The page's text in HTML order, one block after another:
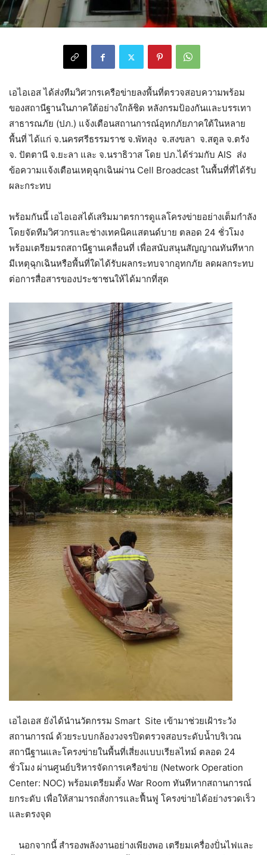
เอไอเอส ได้ส่งทีมวิศวกรเครือข่ายลงพื้นที่ตรวจสอบความพร้อม
ของสถานีฐานในภาคใต้อย่างใกล้ชิด หลังกรมป้องกันและบรรเทา
สาธารณภัย (ปภ.) แจ้งเตือนสถานการณ์อุทกภัยภาคใต้ในหลาย
พื้นที่ ได้แก่ จ.นครศรีธรรมราช จ.พัทลุง จ.สงขลา จ.สตูล จ.ตรัง
จ. ปัตตานี จ.ยะลา และ จ.นราธิวาส โดย ปภ.ได้ร่วมกับ AIS ส่ง
ข้อความแจ้งเตือนเหตุฉุกเฉินผ่าน Cell Broadcast ในพื้นที่ที่ได้รับ
ผละกระทบ
พร้อมกันนี้ เอไอเอสได้เสริมมาตรการดูแลโครงข่ายอย่างเต็มกำลัง
โดยจัดทีมวิศวกรและช่างเทคนิคแสตนด์บาย ตลอด 24 ชั่วโมง
พร้อมเตรียมรถสถานีฐานเคลื่อนที่ เพื่อสนับสนุนสัญญาณทันทีหาก
มีเหตุฉุกเฉินหรือพื้นที่ใดได้รับผลกระทบจากอุทกภัย ลดผลกระทบ
ต่อการสื่อสารของประชาชนให้ได้มากที่สุด
เอไอเอส ยังได้นำนวัตกรรม Smart Site เข้ามาช่วยเฝ้าระวัง
สถานการณ์ ด้วยระบบกล้องวงจรปิดตรวจสอบระดับน้ำบริเวณ
สถานีฐานและโครงข่ายในพื้นที่เสี่ยงแบบเรียลไทม์ ตลอด 24
ชั่วโมง ผ่านศูนย์บริหารจัดการเครือข่าย (Network Operation
Center: NOC) พร้อมเตรียมตั้ง War Room ทันทีหากสถานการณ์
ยกระดับ เพื่อให้สามารถสั่งการและฟื้นฟู โครงข่ายได้อย่างรวดเร็ว
และตรงจุด
นอกจากนี้ สำรองพลังงานอย่างเพียงพอ เตรียมเครื่องปั่นไฟและ